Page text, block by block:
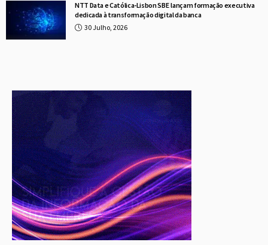
NTT Data e Católica-Lisbon SBE lançam formação executiva
dedicada à transformação digital da banca
30 Julho, 2026